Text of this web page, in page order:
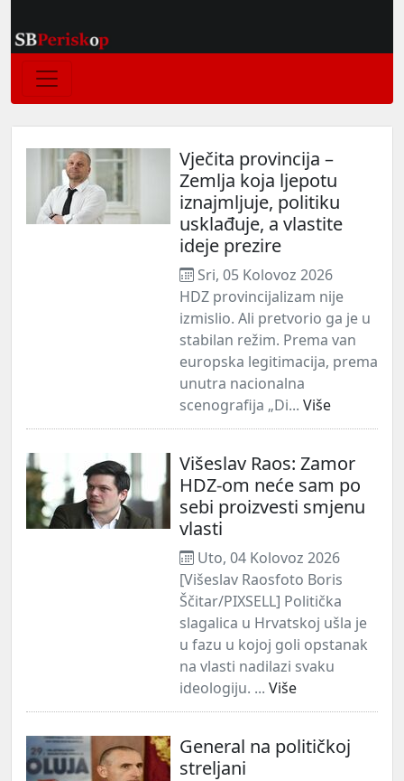
Vječita provincija –
Zemlja koja ljepotu
iznajmljuje, politiku
usklađuje, a vlastite
ideje prezire
Sri, 05 Kolovoz 2026
HDZ provincijalizam nije
izmislio. Ali pretvorio ga je u
stabilan režim. Prema van
europska legitimacija, prema
unutra nacionalna
scenografija „Di... Više
Višeslav Raos: Zamor
HDZ-om neće sam po
sebi proizvesti smjenu
vlasti
Uto, 04 Kolovoz 2026
[Višeslav Raosfoto Boris
Ščitar/PIXSELL] Politička
slagalica u Hrvatskoj ušla je
u fazu u kojoj goli opstanak
na vlasti nadilazi svaku
ideologiju. ... Više
General na političkoj
streljani